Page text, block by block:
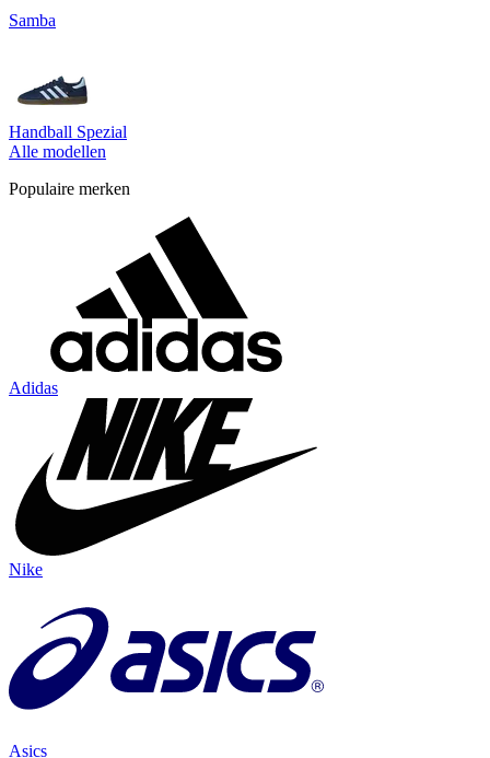
Samba
Handball Spezial
Alle modellen
Populaire merken
Adidas
Nike
Asics